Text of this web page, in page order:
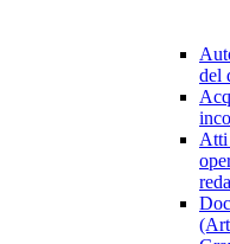
del
Atti